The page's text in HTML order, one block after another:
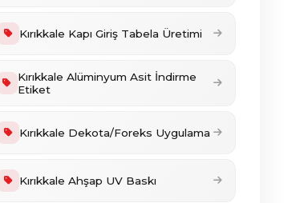
Kırıkkale Kapı Giriş Tabela Üretimi
Kırıkkale Alüminyum Asit İndirme
Etiket
Kırıkkale Dekota/Foreks Uygulama
Kırıkkale Ahşap UV Baskı